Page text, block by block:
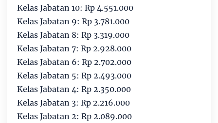
Kelas Jabatan 10: Rp 4.551.000
Kelas Jabatan 9: Rp 3.781.000
Kelas Jabatan 8: Rp 3.319.000
Kelas Jabatan 7: Rp 2.928.000
Kelas Jabatan 6: Rp 2.702.000
Kelas Jabatan 5: Rp 2.493.000
Kelas Jabatan 4: Rp 2.350.000
Kelas Jabatan 3: Rp 2.216.000
Kelas Jabatan 2: Rp 2.089.000